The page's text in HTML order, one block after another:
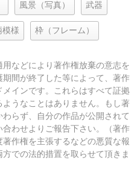
風景（写真） 武器
模様 枠（フレーム）
用などにより著作権放棄の意志を
間が終了した等によって、著作
インです。これらはすべて証拠
うなことはありません。もし著
らず、自分の作品が公開されて
わせよりご報告下さい。（著作
作権を主張するなどの悪質な報
での法的措置を取らせて頂きま